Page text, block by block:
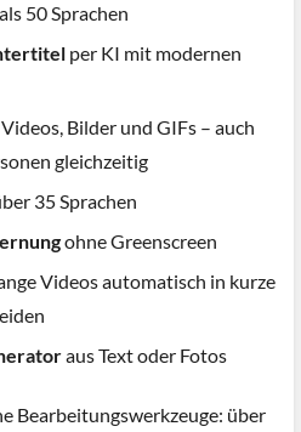
50 Sprachen
per KI mit modernen
Bilder und GIFs – auch
gleichzeitig
35 Sprachen
ohne Greenscreen
Videos automatisch in kurze
aus Text oder Fotos
Bearbeitungswerkzeuge: über